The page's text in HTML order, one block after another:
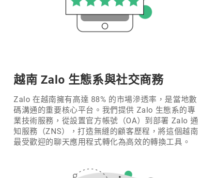
越南 Zalo 生態系與社交商務
Zalo 在越南擁有高達 88% 的市場滲透率，是當地數
碼溝通的重要核心平台。我們提供 Zalo 生態系的專
業技術服務，從設置官方帳號（OA）到部署 Zalo 通
知服務（ZNS），打造無縫的顧客歷程，將這個越南
最受歡迎的聊天應用程式轉化為高效的轉換工具。